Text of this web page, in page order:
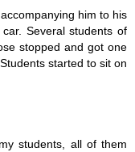
him to his
Several students of
stopped and got one
started to sit on
students, all of them